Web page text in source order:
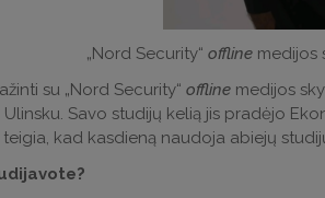
„Nord Security“offline medijos
su „Nord Security“ offline medijos
Savo studijų kelią jis pradėjo
kad kasdieną naudoja abiejų